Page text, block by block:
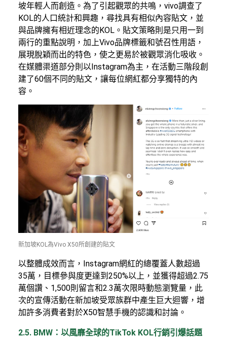
坡年輕人而創造。為了引起觀眾的共鳴，vivo調查了
KOL的人口統計和興趣，尋找具有相似內容貼文，並
與品牌擁有相近理念的KOL。貼文策略則是只用一到
兩行的重點說明，加上Vivo品牌標籤和號召性用語，
展現脫穎而出的特色，使之更易於被觀眾消化吸收。
在媒體渠道部分則以Instagram為主，在活動三階段創
建了60個不同的貼文，讓每位網紅都分享獨特的內
容。
新加坡KOL為Vivo X50所創建的貼文
以整體成效而言，Instagram網紅的總覆蓋人數超過
35萬，目標參與度更達到250%以上，並獲得超過2.75
萬個讚、1,500則留言和2.3萬次限時動態瀏覽量，此
次的宣傳活動在新加坡受眾族群中產生巨大迴響，增
加許多消費者對於X50智慧手機的認識和討論。
2.5. BMW：以風靡全球的TikTok KOL行銷引爆話題